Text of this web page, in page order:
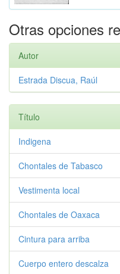
Otras opciones
Autor
Estrada Discua, Raúl
Título
Indigena
Chontales de Tabasco
Vestimenta local
Chontales de Oaxaca
Cintura para arriba
Cuerpo entero descalza